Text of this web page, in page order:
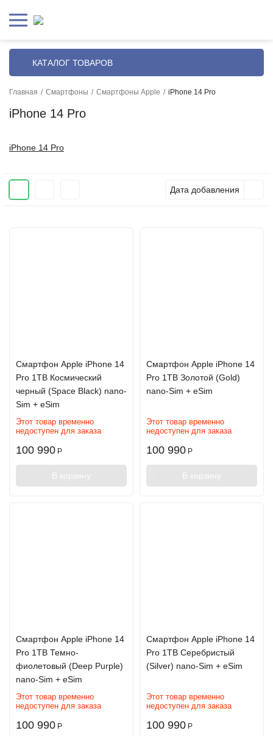
КАТАЛОГ ТОВАРОВ
Главная / Смартфоны / Смартфоны Apple / iPhone 14 Pro
iPhone 14 Pro
iPhone 14 Pro
Дата добавления
Смартфон Apple iPhone 14
Pro 1TB Космический
черный (Space Black) nano-
Sim + eSim
Этот товар временно
недоступен для заказа
100 990 Р
В корзину
Смартфон Apple iPhone 14
Pro 1TB Золотой (Gold)
nano-Sim + eSim
Этот товар временно
недоступен для заказа
100 990 Р
В корзину
Смартфон Apple iPhone 14
Pro 1TB Темно-
фиолетовый (Deep Purple)
nano-Sim + eSim
Этот товар временно
недоступен для заказа
100 990 Р
Смартфон Apple iPhone 14
Pro 1TB Серебристый
(Silver) nano-Sim + eSim
Этот товар временно
недоступен для заказа
100 990 Р